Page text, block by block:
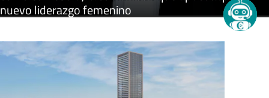
nuevo liderazgo femenino